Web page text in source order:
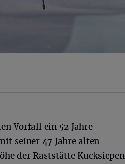
Vorfall ein 52 Jahre
seiner 47 Jahre alten
der Raststätte